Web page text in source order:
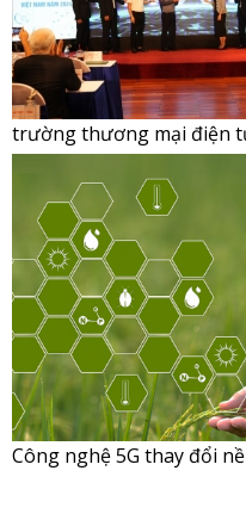
trường thương mại điện
Công nghệ 5G thay đổi